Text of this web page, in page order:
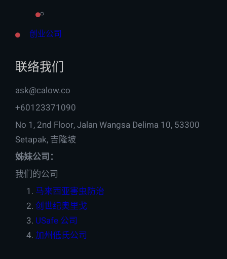
创业公司
联络我们
ask@calow.co
+60123371090
No 1, 2nd Floor, Jalan Wangsa Delima 10, 53300
Setapak, 吉隆坡
姊妹公司：
我们的公司
马来西亚害虫防治
创世纪奥里戈
USafe 公司
加州低氏公司